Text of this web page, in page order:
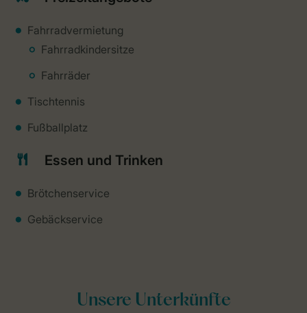
Fahrradvermietung
Fahrradkindersitze
Fahrräder
Tischtennis
Fußballplatz
Essen und Trinken
Brötchenservice
Gebäckservice